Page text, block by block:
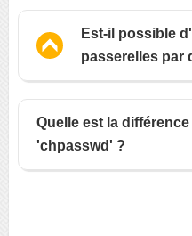
Est-il possible
passerelles par
connexions
Quelle est la
'chpasswd' ?